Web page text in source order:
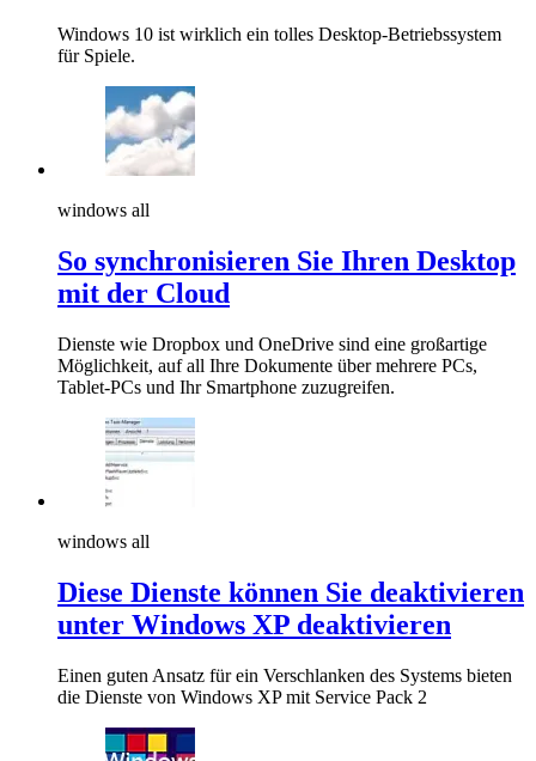
Windows 10 ist wirklich ein tolles Desktop-Betriebssystem
für Spiele.
windows all
So synchronisieren Sie Ihren Desktop
mit der Cloud
Dienste wie Dropbox und OneDrive sind eine großartige
Möglichkeit, auf all Ihre Dokumente über mehrere PCs,
Tablet-PCs und Ihr Smartphone zuzugreifen.
windows all
Diese Dienste können Sie deaktivieren
unter Windows XP deaktivieren
Einen guten Ansatz für ein Verschlanken des Systems bieten
die Dienste von Windows XP mit Service Pack 2